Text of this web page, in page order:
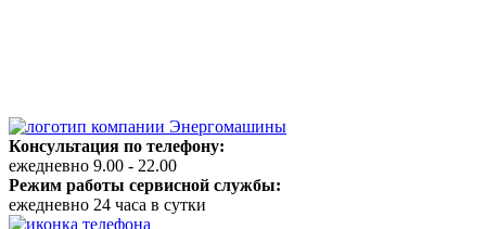
Консультация по телефону:
ежедневно 9.00 - 22.00
Режим работы сервисной службы:
ежедневно 24 часа в сутки